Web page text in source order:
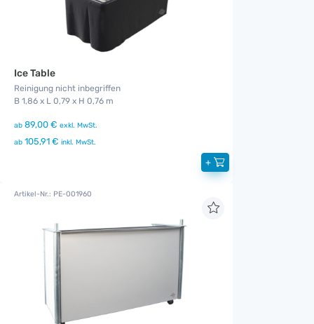
Ice Table
Reinigung nicht inbegriffen
B 1,86 x L 0,79 x H 0,76 m
ab 89,00 € exkl. MwSt.
ab 105,91 € inkl. MwSt.
+
Artikel-Nr.: PE-001960